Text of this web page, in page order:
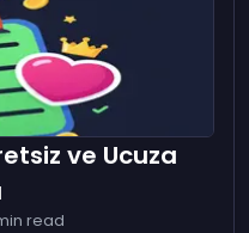
ve Ucuza
read